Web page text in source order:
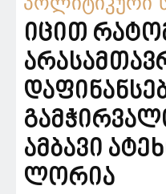
იცით
ამბავი
ლორია